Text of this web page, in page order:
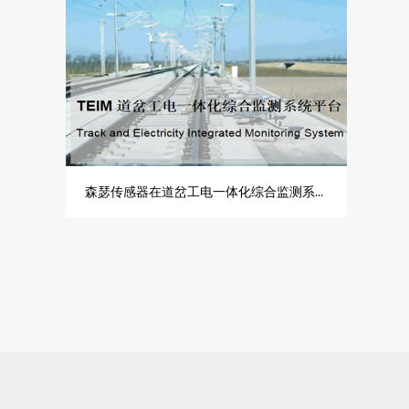
森瑟传感器在道岔工电一体化综合监测系统TEIM中的应用